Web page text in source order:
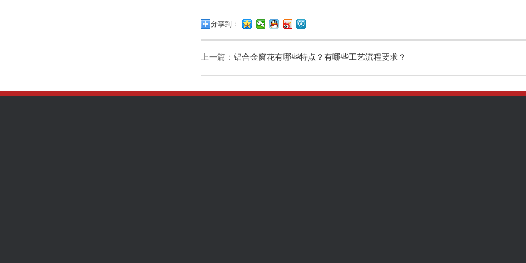
分享到：
上一篇： 铝合金窗花有哪些特点？有哪些工艺流程要求？